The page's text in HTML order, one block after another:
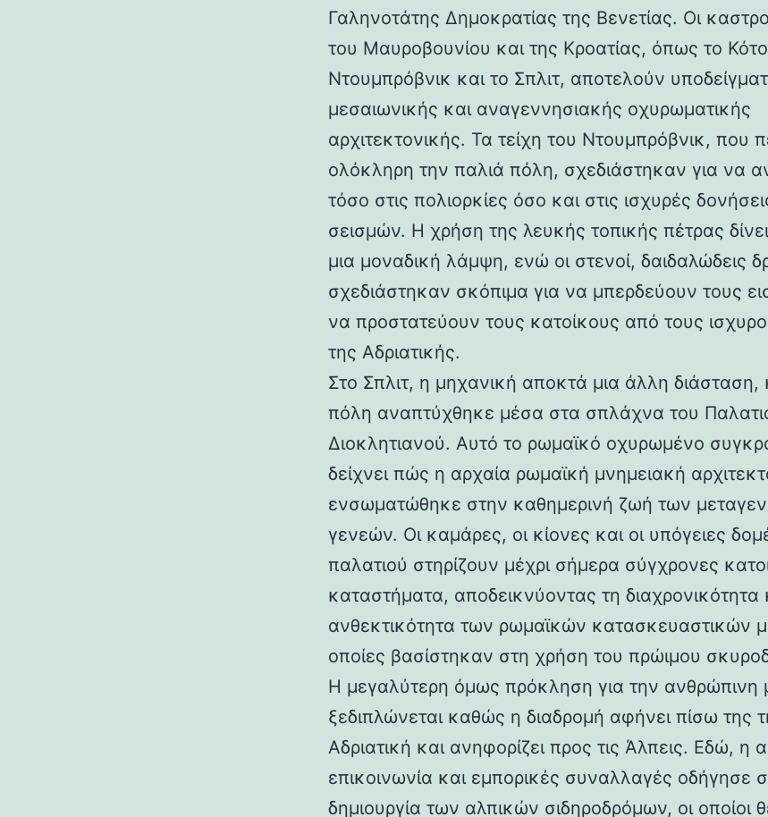
Γαληνοτάτης Δημοκρατίας της Βενετίας. Οι
του Μαυροβουνίου και της Κροατίας, όπως το
Ντουμπρόβνικ και το Σπλιτ, αποτελούν
μεσαιωνικής και αναγεννησιακής οχυρωματικής
αρχιτεκτονικής. Τα τείχη του Ντουμπρόβνικ, που
ολόκληρη την παλιά πόλη, σχεδιάστηκαν για να
τόσο στις πολιορκίες όσο και στις ισχυρές
σεισμών. Η χρήση της λευκής τοπικής πέτρας δίνει
μια μοναδική λάμψη, ενώ οι στενοί, δαιδαλώδεις
σχεδιάστηκαν σκόπιμα για να μπερδεύουν τους
να προστατεύουν τους κατοίκους από τους
της Αδριατικής.
Στο Σπλιτ, η μηχανική αποκτά μια άλλη
πόλη αναπτύχθηκε μέσα στα σπλάχνα του
Διοκλητιανού. Αυτό το ρωμαϊκό οχυρωμένο
δείχνει πώς η αρχαία ρωμαϊκή μνημειακή
ενσωματώθηκε στην καθημερινή ζωή των
γενεών. Οι καμάρες, οι κίονες και οι υπόγειες
παλατιού στηρίζουν μέχρι σήμερα σύγχρονες
καταστήματα, αποδεικνύοντας τη διαχρονικότητα
ανθεκτικότητα των ρωμαϊκών κατασκευαστικών
οποίες βασίστηκαν στη χρήση του πρώιμου
Η μεγαλύτερη όμως πρόκληση για την ανθρώπινη
ξεδιπλώνεται καθώς η διαδρομή αφήνει πίσω της
Αδριατική και ανηφορίζει προς τις Άλπεις. Εδώ, η
επικοινωνία και εμπορικές συναλλαγές οδήγησε
δημιουργία των αλπικών σιδηροδρόμων, οι οποίοι